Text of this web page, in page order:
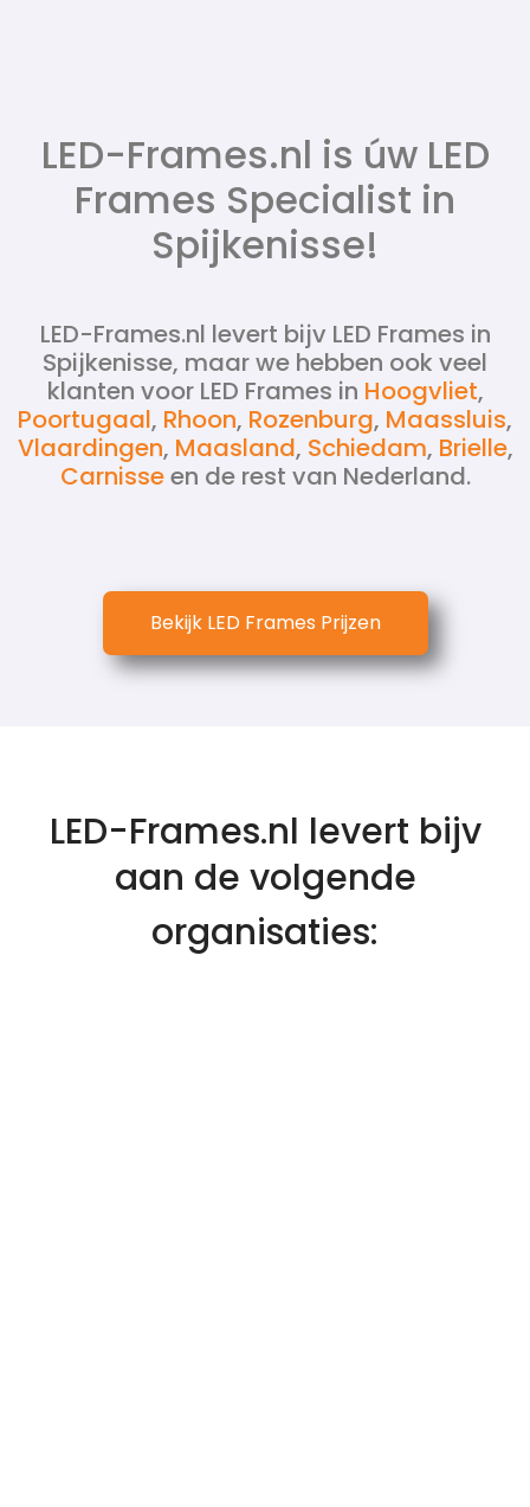
LED-Frames.nl is úw LED
Frames Specialist in
Spijkenisse!
LED-Frames.nl levert bijv LED Frames in
Spijkenisse, maar we hebben ook veel
klanten voor LED Frames in Hoogvliet,
Poortugaal, Rhoon, Rozenburg, Maassluis,
Vlaardingen, Maasland, Schiedam, Brielle,
Carnisseen de rest van Nederland.
Bekijk LED Frames Prijzen
LED-Frames.nl levert bijv
aan de volgende
organisaties: